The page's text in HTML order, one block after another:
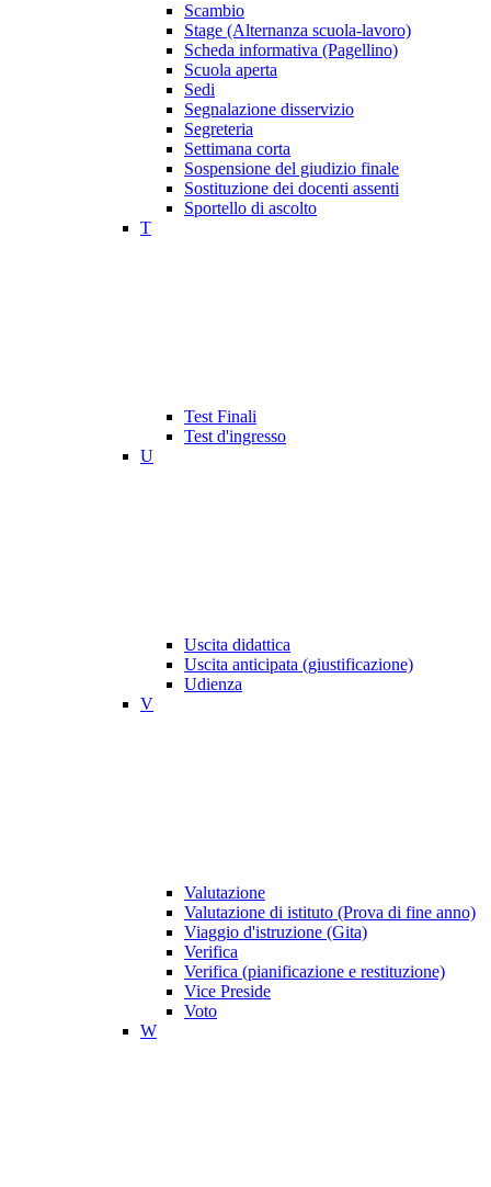
Scambio
Stage (Alternanza scuola-lavoro)
Scheda informativa (Pagellino)
Scuola aperta
Sedi
Segnalazione disservizio
Segreteria
Settimana corta
Sospensione del giudizio finale
Sostituzione dei docenti assenti
Sportello di ascolto
T
Test Finali
Test d'ingresso
U
Uscita didattica
Uscita anticipata (giustificazione)
Udienza
V
Valutazione
Valutazione di istituto (Prova di fine anno)
Viaggio d'istruzione (Gita)
Verifica
Verifica (pianificazione e restituzione)
Vice Preside
Voto
W